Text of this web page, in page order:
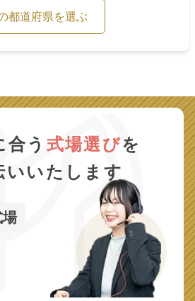
都道府県を選ぶ
合う 式場選びを
いいたします